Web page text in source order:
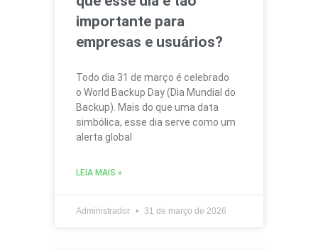
importante para
empresas e usuários?
Todo dia 31 de março é celebrado
o World Backup Day (Dia Mundial do
Backup). Mais do que uma data
simbólica, esse dia serve como um
alerta global
LEIA MAIS »
Administrador 31 de março de 2026